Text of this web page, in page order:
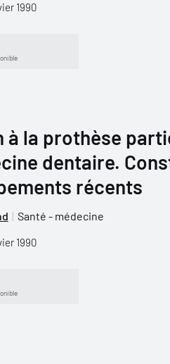
1990
à la prothèse
dentaire.
récents
Santé - médecine
1990